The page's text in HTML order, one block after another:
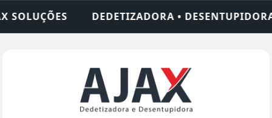
• DESENTUPIDORA • LIMPEZA DE FOSSA